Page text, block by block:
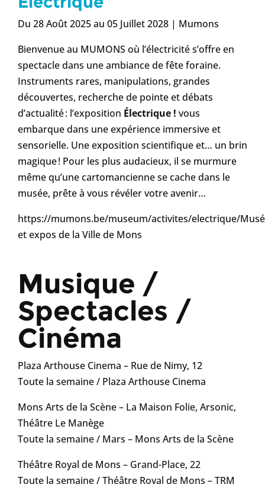
Du 28 Août 2025 au 05 Juillet 2028 | Mumons
Bienvenue au MUMONS où l’électricité s’offre en
spectacle dans une ambiance de fête foraine.
Instruments rares, manipulations, grandes
découvertes, recherche de pointe et débats
d’actualité : l’exposition Électrique ! vous
embarque dans une expérience immersive et
sensorielle. Une exposition scientifique et… un brin
magique ! Pour les plus audacieux, il se murmure
même qu’une cartomancienne se cache dans le
musée, prête à vous révéler votre avenir…
https://mumons.be/museum/activites/electrique/
et expos de la Ville de Mons
Musique /
Spectacles /
Cinéma
Plaza Arthouse Cinema – Rue de Nimy, 12
Toute la semaine / Plaza Arthouse Cinema
Mons Arts de la Scène – La Maison Folie, Arsonic,
Théâtre Le Manège
Toute la semaine / Mars – Mons Arts de la Scène
Théâtre Royal de Mons – Grand-Place, 22
Toute la semaine /Théâtre Royal de Mons – TRM